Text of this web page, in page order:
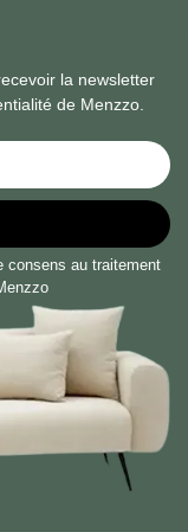
la newsletter
de Menzzo.
consens au traitement